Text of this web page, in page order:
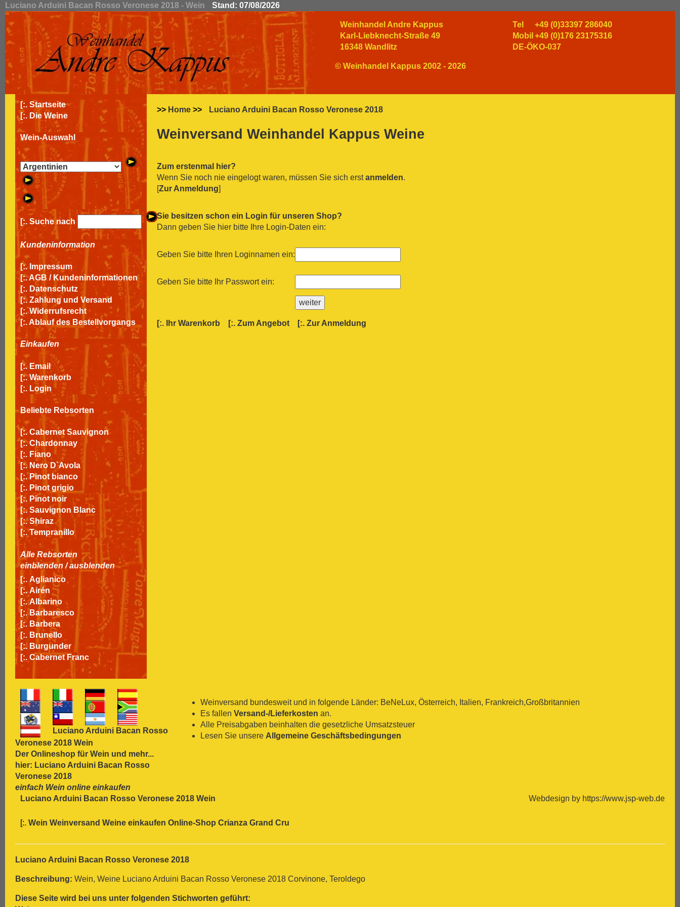
Luciano Arduini Bacan Rosso Veronese 2018 - Wein Stand: 07/08/2026
Weinhandel Andre Kappus
Karl-Liebknecht-Straße 49
16348 Wandlitz
Tel
+49 (0)33397 286040
Mobil +49 (0)176 23175316
DE-ÖKO-037
© Weinhandel Kappus 2002 - 2026
[:. Startseite
[:. Die Weine
Wein-Auswahl
[:. Suche nach
Kundeninformation
[:. Impressum
[:.AGB / Kundeninformationen
[:. Datenschutz
[:. Zahlung und Versand
[:. Widerrufsrecht
[:.Ablauf des Bestellvorgangs
Einkaufen
[:. Email
[:. Warenkorb
[:. Login
Beliebte Rebsorten
[:. Cabernet Sauvignon
[:. Chardonnay
[:. Fiano
[:. Nero D`Avola
[:. Pinot bianco
[:. Pinot grigio
[:. Pinot noir
[:. Sauvignon Blanc
[:. Shiraz
[:. Tempranillo
Alle Rebsorten
einblenden /ausblenden
[:. Aglianico
[:. Airén
[:. Albarino
[:. Barbaresco
[:. Barbera
[:. Brunello
[:. Burgunder
[:. Cabernet Franc
[:.
Cabernet Sauvignon
[:. Carignan
[:. Carmenère
[:. Chardonnay
[:. Chasselas
[:. Chenin Blanc
[:. Chiavennasca
[:. Cinsault
[:. Cinsaut
[:. Cortese
[:. Dolcetto
[:. Dornfelder
[:. Gamay
[:. Garnacha
[:. Gewürztraminer
[:. Graciano
[:. Grenache
[:. Gutedel
>> Home >> Luciano Arduini Bacan Rosso Veronese 2018
Weinversand Weinhandel Kappus Weine
Zum erstenmal hier?
Wenn Sie noch nie eingelogt waren, müssen Sie sich erstanmelden.
[Zur Anmeldung]
Sie besitzen schon ein Login für unseren Shop?
Dann geben Sie hier bitte Ihre Login-Daten ein:
Geben Sie bitte Ihren Loginnamen ein:
Geben Sie bitte Ihr Passwort ein:
[:. Ihr Warenkorb [:. Zum Angebot [:. Zur Anmeldung
Luciano Arduini Bacan Rosso
Veronese 2018 Wein
Der Onlineshop für Wein und mehr...
hier: Luciano Arduini Bacan Rosso
Veronese 2018
einfach Wein online einkaufen
Weinversand bundesweit und in folgende Länder: BeNeLux, Österreich, Italien, Frankreich,Großbritannien
Es fallen Versand-/Lieferkosten an.
Alle Preisabgaben beinhalten die gesetzliche Umsatzsteuer
Lesen Sie unsere Allgemeine Geschäftsbedingungen
Luciano Arduini Bacan Rosso Veronese 2018 Wein Webdesign by https://www.jsp-web.de
[:. Wein Weinversand Weine einkaufen Online-Shop Crianza Grand Cru
Luciano Arduini Bacan Rosso Veronese 2018
Beschreibung: Wein, Weine Luciano Arduini Bacan Rosso Veronese 2018 Corvinone, Teroldego
Diese Seite wird bei uns unter folgenden Stichworten geführt: